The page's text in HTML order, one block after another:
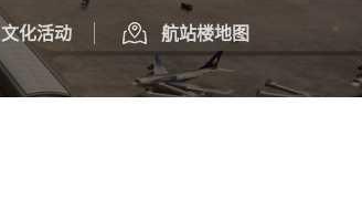
文化活动 航站楼地图